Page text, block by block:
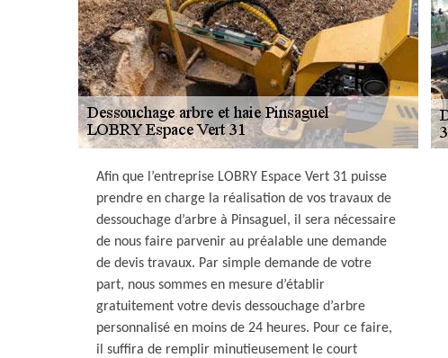
Afin que l’entreprise LOBRY Espace Vert 31 puisse
prendre en charge la réalisation de vos travaux de
dessouchage d’arbre à Pinsaguel, il sera nécessaire
de nous faire parvenir au préalable une demande
de devis travaux. Par simple demande de votre
part, nous sommes en mesure d’établir
gratuitement votre devis dessouchage d’arbre
personnalisé en moins de 24 heures. Pour ce faire,
il suffira de remplir minutieusement le court